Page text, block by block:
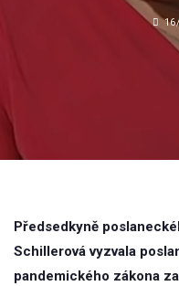
Předsedkyně
Schillerová vyzvala
pandemického zákona